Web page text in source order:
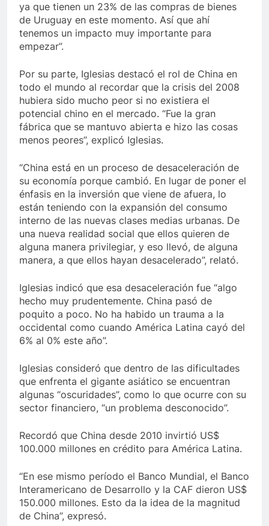
ya que tienen un 23% de las compras de bienes
de Uruguay en este momento. Así que ahí
tenemos un impacto muy importante para
empezar”.
Por su parte, Iglesias destacó el rol de China en
todo el mundo al recordar que la crisis del 2008
hubiera sido mucho peor si no existiera el
potencial chino en el mercado. “Fue la gran
fábrica que se mantuvo abierta e hizo las cosas
menos peores”, explicó Iglesias.
“China está en un proceso de desaceleración de
su economía porque cambió. En lugar de poner el
énfasis en la inversión que viene de afuera, lo
están teniendo con la expansión del consumo
interno de las nuevas clases medias urbanas. De
una nueva realidad social que ellos quieren de
alguna manera privilegiar, y eso llevó, de alguna
manera, a que ellos hayan desacelerado”, relató.
Iglesias indicó que esa desaceleración fue “algo
hecho muy prudentemente. China pasó de
poquito a poco. No ha habido un trauma a la
occidental como cuando América Latina cayó del
6% al 0% este año”.
Iglesias consideró que dentro de las dificultades
que enfrenta el gigante asiático se encuentran
algunas “oscuridades”, como lo que ocurre con su
sector financiero, “un problema desconocido”.
Recordó que China desde 2010 invirtió US$
100.000 millones en crédito para América Latina.
“En ese mismo período el Banco Mundial, el Banco
Interamericano de Desarrollo y la CAF dieron US$
150.000 millones. Esto da la idea de la magnitud
de China”, expresó.